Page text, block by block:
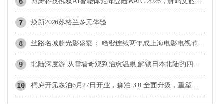
7 焕新2026苏格兰多元体验
8
9
10